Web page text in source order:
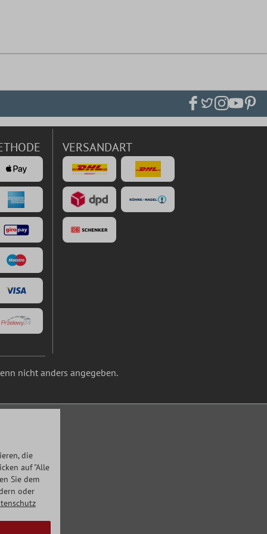
VERSANDART
nicht anders angegeben.
die
auf "Alle
Sie dem
oder